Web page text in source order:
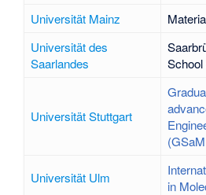
Universität Mainz
Universität des
Saarlandes
Universität Stuttgart
Universität Ulm
in